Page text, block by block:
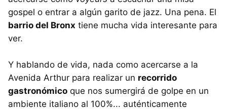
gospel o entrar a algún garito de jazz. Una pena. El
barrio del Bronx tiene mucha vida interesante para
ver.
Y hablando de vida, nada como acercarse a la
Avenida Arthur para realizar un recorrido
gastronómico que nos sumergirá de golpe en un
ambiente italiano al 100%... auténticamente